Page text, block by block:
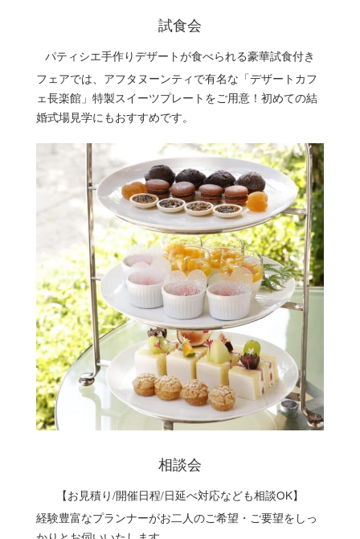
試食会
パティシエ手作りデザートが食べられる豪華試食付き
フェアでは、アフタヌーンティで有名な「デザートカフ
ェ長楽館」特製スイーツプレートをご用意！初めての結
婚式場見学にもおすすめです。
相談会
【お見積り/開催日程/日延べ対応なども相談OK】
経験豊富なプランナーがお二人のご希望・ご要望をしっ